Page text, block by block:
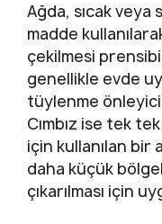
Ağda, sıcak veya
madde
çekilmesi
genellikle evde
tüylenme
Cımbız ise tek
için kullanılan bir
daha küçük
çıkarılması için